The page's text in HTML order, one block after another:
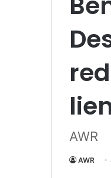
AWR
AWR